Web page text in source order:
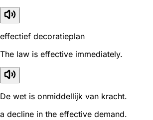
effectief decoratieplan
The law is effective immediately.
De wet is onmiddellijk van kracht.
a decline in the effective demand.